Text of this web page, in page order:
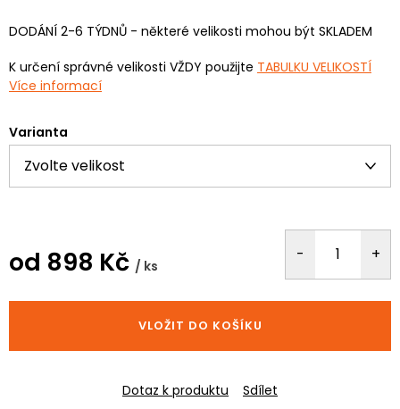
DODÁNÍ 2-6 TÝDNŮ - některé velikosti mohou být SKLADEM
K určení správné velikosti VŽDY použijte TABULKU VELIKOSTÍ
Více informací
Varianta
od 898 Kč / ks
cena:
VLOŽIT DO KOŠÍKU
Dotaz k produktu Sdílet